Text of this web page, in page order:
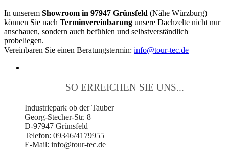
In unserem Showroom in 97947 Grünsfeld (Nähe Würzburg)
können Sie nach Terminvereinbarung unsere Dachzelte nicht nur
anschauen, sondern auch befühlen und selbstverständlich
probeliegen.
Vereinbaren Sie einen Beratungstermin: info@tour-tec.de
SO ERREICHEN SIE UNS...
Industriepark ob der Tauber
Georg-Stecher-Str. 8
D-97947 Grünsfeld
Telefon: 09346/4179955
E-Mail: info@tour-tec.de